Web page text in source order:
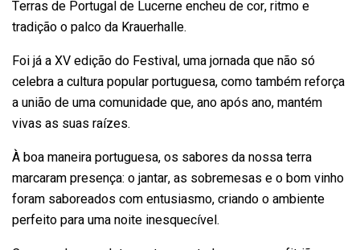
Terras de Portugal de Lucerne encheu de cor, ritmo e
tradição o palco da Krauerhalle.
Foi já a XV edição do Festival, uma jornada que não só
celebra a cultura popular portuguesa, como também reforça
a união de uma comunidade que, ano após ano, mantém
vivas as suas raízes.
À boa maneira portuguesa, os sabores da nossa terra
marcaram presença: o jantar, as sobremesas e o bom vinho
foram saboreados com entusiasmo, criando o ambiente
perfeito para uma noite inesquecível.